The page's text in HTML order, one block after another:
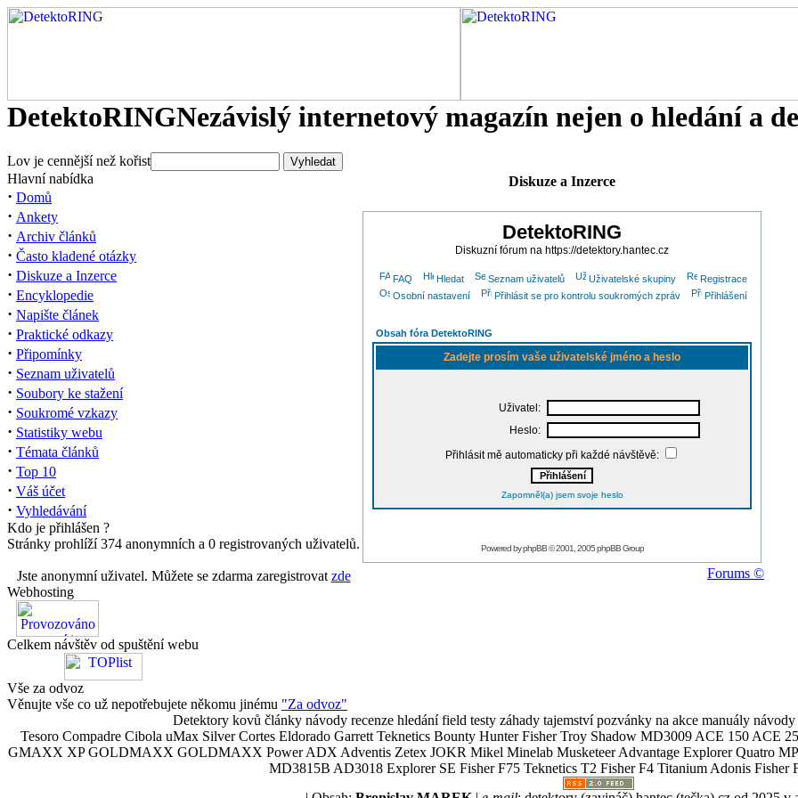
DetektoRINGNezávislý internetový magazín nejen o hledání a
Lov je cennější než kořist
Hlavní nabídka
· Domů
· Ankety
· Archiv článků
· Často kladené otázky
· Diskuze a Inzerce
· Encyklopedie
· Napište článek
· Praktické odkazy
· Připomínky
· Seznam uživatelů
· Soubory ke stažení
· Soukromé vzkazy
· Statistiky webu
· Témata článků
· Top 10
· Váš účet
· Vyhledávání
Kdo je přihlášen ?
Stránky prohlíží 374 anonymních a 0 registrovaných uživatelů.
Jste anonymní uživatel. Můžete se zdarma zaregistrovat zde
Webhosting
Celkem návštěv od spuštění webu
Vše za odvoz
Věnujte vše co už nepotřebujete někomu jinému "Za odvoz"
Diskuze a Inzerce
DetektoRING
Diskuzní fórum na https://detektory.hantec.cz
FAQ Hledat Seznam uživatelů Uživatelské skupiny
Registrace
Osobní nastavení
Přihlásit se pro kontrolu soukromých zpráv Přihlášení
Obsah fóra DetektoRING
Zadejte prosím vaše uživatelské jméno a heslo
Uživatel:
Heslo:
Přihlásit mě automaticky při každé návštěvě:
Zapomněl(a) jsem svoje heslo
Powered byphpBB© 2001, 2005 phpBB Group
Forums ©
Detektory kovů články návody recenze hledání field testy záhady tajemství pozvánky na akce manuály
Tesoro Compadre Cibola uMax Silver Cortes Eldorado Garrett Teknetics Bounty Hunter Fisher Troy Shadow MD3009 ACE 150 ACE
GMAXX XP GOLDMAXX GOLDMAXX Power ADX Adventis Zetex JOKR Mikel Minelab Musketeer Advantage Explorer Quatro
MD3815B AD3018 Explorer SE Fisher F75 Teknetics T2 Fisher F4 Titanium Adonis Fisher